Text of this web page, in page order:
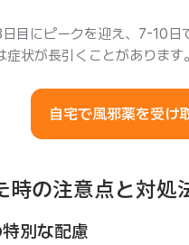
目にピークを迎え、7-10日
状が長引くことがあります。
自宅で風邪薬を受け
時の注意点と対処
別な配慮